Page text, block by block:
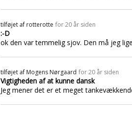
tilføjet af rotterotte for 20 år siden
:-D
ok den var temmelig sjov. Den må jeg
tilføjet af Mogens Nørgaard for 20 år siden
Vigtigheden af at kunne dansk
Jeg mener det er et meget